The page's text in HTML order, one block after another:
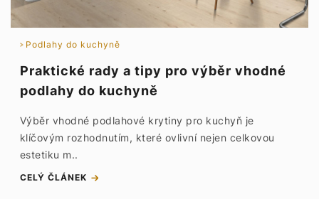
Podlahy do kuchyně
Praktické rady a tipy pro výběr vhodné
podlahy do kuchyně
Výběr vhodné podlahové krytiny pro kuchyň je
klíčovým rozhodnutím, které ovlivní nejen celkovou
estetiku m..
CELÝ ČLÁNEK